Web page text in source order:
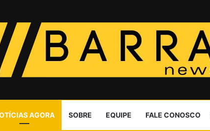
AGORA SOBRE EQUIPE FALE CONOSCO